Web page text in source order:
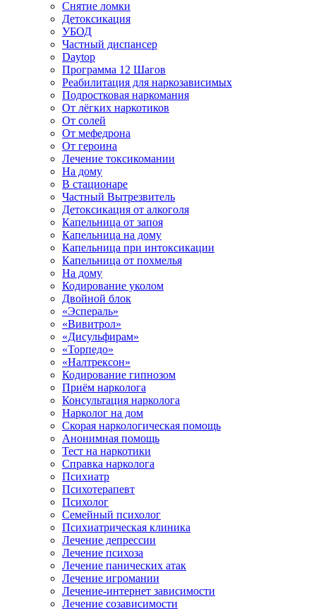
Снятие ломки
Детоксикация
УБОД
Частный диспансер
Daytop
Программа 12 Шагов
Реабилитация для наркозависимых
Подростковая наркомания
От лёгких наркотиков
От солей
От мефедрона
От героина
Лечение токсикомании
На дому
В стационаре
Частный Вытрезвитель
Детоксикация от алкоголя
Капельница от запоя
Капельница на дому
Капельница при интоксикации
Капельница от похмелья
На дому
Кодирование уколом
Двойной блок
«Эспераль»
«Вивитрол»
«Дисульфирам»
«Торпедо»
«Налтрексон»
Кодирование гипнозом
Приём нарколога
Консультация нарколога
Нарколог на дом
Скорая наркологическая помощь
Анонимная помощь
Тест на наркотики
Справка нарколога
Психиатр
Психотерапевт
Психолог
Семейный психолог
Психиатрическая клиника
Лечение депрессии
Лечение психоза
Лечение панических атак
Лечение игромании
Лечение-интернет зависимости
Лечение созависимости